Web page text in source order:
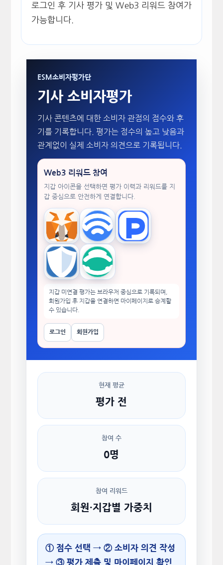
로그인 후 기사 평가 및 Web3 리워드 참여가
가능합니다.
ESM소비자평가단
기사 소비자평가
기사 콘텐츠에 대한 소비자 관점의 점수와 후
기를 기록합니다. 평가는 점수의 높고 낮음과
관계없이 실제 소비자 의견으로 기록됩니다.
Web3 리워드 참여
지갑 아이콘을 선택하면 평가 이력과 리워드를 지
갑 중심으로 안전하게 연결합니다.
MetaMask WalletConnectTokenPocket
Trust Wallet imToken
지갑 미연결 평가는 브라우저 중심으로 기록되며,
회원가입 후 지갑을 연결하면 마이페이지로 승계할
수 있습니다.
로그인 회원가입
현재 평균
평가 전
참여 수
0명
참여 리워드
회원·지갑별 가중치
① 점수 선택 → ② 소비자 의견 작성
→ ③ 평가 제출 및 마이페이지 확인